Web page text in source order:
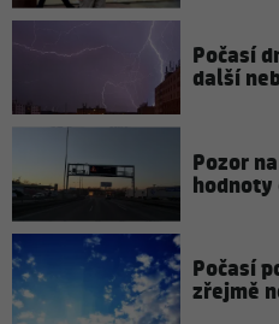
Počasí
další
Pozor
hodnoty
Počasí
zřejmě